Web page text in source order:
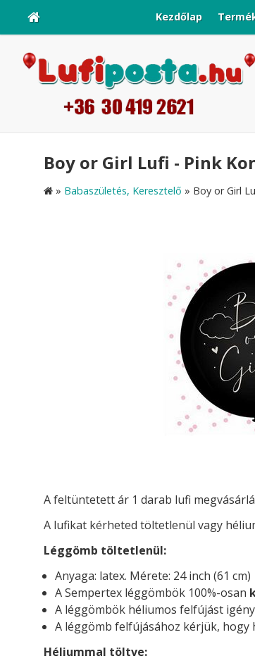
Kezdőlap
Boy or Girl Lufi - Pink
» Babaszületés, Keresztelő » Boy or Girl
A feltüntetett ár 1 darab lufi
A lufikat kérheted töltetlenül vagy
Léggömb töltetlenül:
Anyaga: latex. Mérete: 24 inch (61 cm)
A Sempertex léggömbök 100%-osan
A léggömbök héliumos felfújást
A léggömb felfújásához kérjük,
Héliummal töltve: